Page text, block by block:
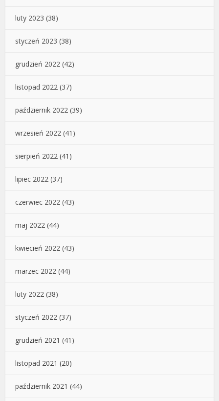
luty 2023 (38)
styczeń 2023 (38)
grudzień 2022 (42)
listopad 2022 (37)
październik 2022 (39)
wrzesień 2022 (41)
sierpień 2022 (41)
lipiec 2022 (37)
czerwiec 2022 (43)
maj 2022 (44)
kwiecień 2022 (43)
marzec 2022 (44)
luty 2022 (38)
styczeń 2022 (37)
grudzień 2021 (41)
listopad 2021 (20)
październik 2021 (44)